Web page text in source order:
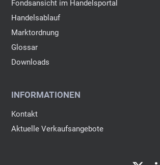
Fondsansicht im Handelsportal
Handelsablauf
Marktordnung
Glossar
Downloads
INFORMATIONEN
Kontakt
Aktuelle Verkaufsangebote